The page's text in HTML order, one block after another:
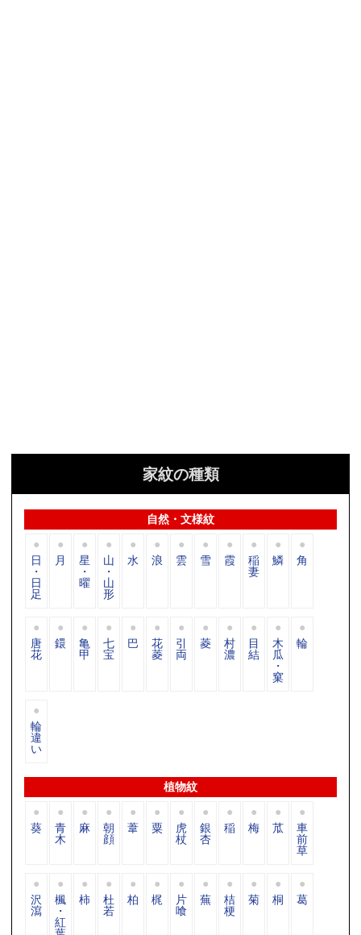
家紋の種類
自然・文様紋
日
・
日
足
月 星
・
曜
山
・
山
形
水 浪 雲 雪 霞 稲
妻
鱗 角
唐
花
鐶 亀
甲
七
宝
巴 花
菱
引
両
菱 村
濃
目
結
木
瓜
・
窠
輪
輪
違
い
植物紋
葵 青
木
麻 朝
顔
葦 粟 虎
杖
銀
杏
稲 梅 苽 車
前
草
沢
瀉
楓
・
紅
柿 杜
若
柏 梶 片
喰
蕪 桔
梗
菊 桐 葛